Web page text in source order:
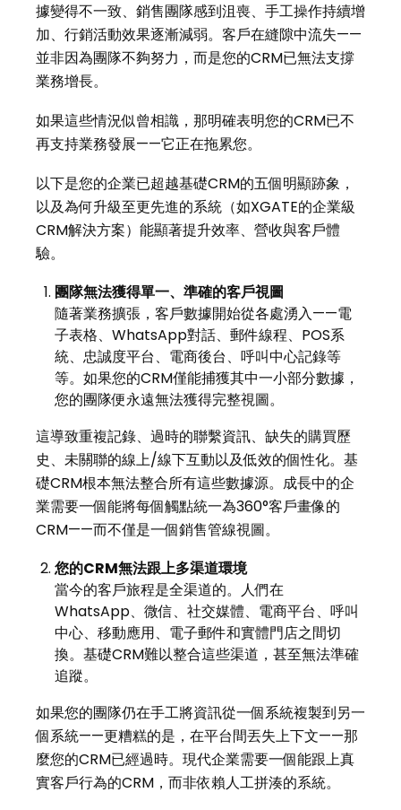
據變得不一致、銷售團隊感到沮喪、手工操作持續增
加、行銷活動效果逐漸減弱。客戶在縫隙中流失——
並非因為團隊不夠努力，而是您的CRM已無法支撐
業務增長。
如果這些情況似曾相識，那明確表明您的CRM已不
再支持業務發展——它正在拖累您。
以下是您的企業已超越基礎CRM的五個明顯跡象，
以及為何升級至更先進的系統（如XGATE的企業級
CRM解決方案）能顯著提升效率、營收與客戶體
驗。
團隊無法獲得單一、準確的客戶視圖
隨著業務擴張，客戶數據開始從各處湧入——電
子表格、WhatsApp對話、郵件線程、POS系
統、忠誠度平台、電商後台、呼叫中心記錄等
等。如果您的CRM僅能捕獲其中一小部分數據，
您的團隊便永遠無法獲得完整視圖。
這導致重複記錄、過時的聯繫資訊、缺失的購買歷
史、未關聯的線上/線下互動以及低效的個性化。基
礎CRM根本無法整合所有這些數據源。成長中的企
業需要一個能將每個觸點統一為360°客戶畫像的
CRM——而不僅是一個銷售管線視圖。
您的CRM無法跟上多渠道環境
當今的客戶旅程是全渠道的。人們在
WhatsApp、微信、社交媒體、電商平台、呼叫
中心、移動應用、電子郵件和實體門店之間切
換。基礎CRM難以整合這些渠道，甚至無法準確
追蹤。
如果您的團隊仍在手工將資訊從一個系統複製到另一
個系統——更糟糕的是，在平台間丟失上下文——那
麼您的CRM已經過時。現代企業需要一個能跟上真
實客戶行為的CRM，而非依賴人工拼湊的系統。